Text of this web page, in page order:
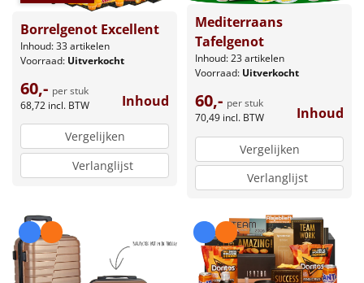
Borrelgenot Excellent
Inhoud: 33 artikelen
Voorraad: Uitverkocht
60,- per stuk
68,72 incl. BTW Inhoud
Vergelijken
Verlanglijst
Mediterraans
Tafelgenot
Inhoud: 23 artikelen
Voorraad: Uitverkocht
60,- per stuk
70,49 incl. BTW Inhoud
Vergelijken
Verlanglijst